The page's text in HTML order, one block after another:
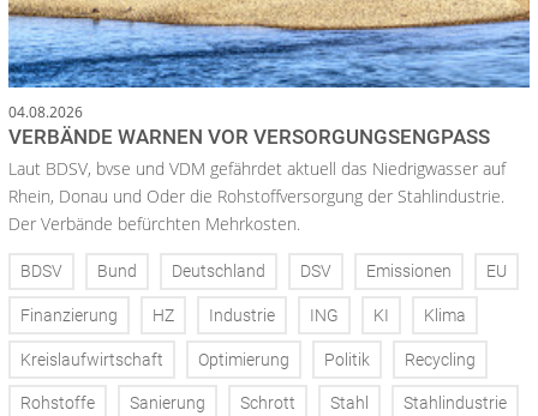
04.08.2026
VERBÄNDE WARNEN VOR VERSORGUNGSENGPASS
Laut BDSV, bvse und VDM gefährdet aktuell das Niedrigwasser auf
Rhein, Donau und Oder die Rohstoffversorgung der Stahlindustrie.
Der Verbände befürchten Mehrkosten.
BDSV Bund Deutschland DSV Emissionen EU
Finanzierung HZ Industrie ING KI Klima
Kreislaufwirtschaft Optimierung Politik Recycling
Rohstoffe Sanierung Schrott Stahl Stahlindustrie